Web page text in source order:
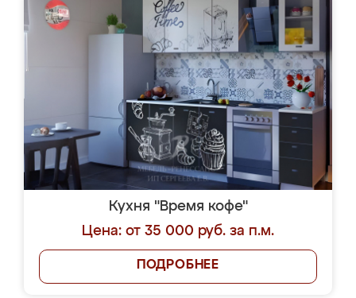
Кухня "Время кофе"
Цена: от 35 000 руб. за п.м.
ПОДРОБНЕЕ